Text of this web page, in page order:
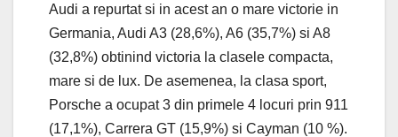
Audi a repurtat si in acest an o mare victorie in
Germania, Audi A3 (28,6%), A6 (35,7%) si A8
(32,8%) obtinind victoria la clasele compacta,
mare si de lux. De asemenea, la clasa sport,
Porsche a ocupat 3 din primele 4 locuri prin 911
(17,1%), Carrera GT (15,9%) si Cayman (10 %).